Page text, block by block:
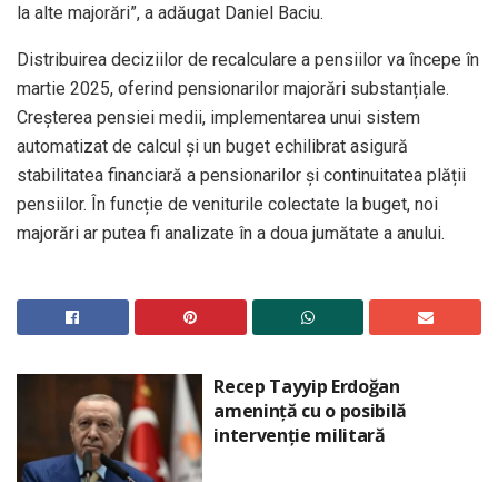
la alte majorări”, a adăugat Daniel Baciu.
Distribuirea deciziilor de recalculare a pensiilor va începe în
martie 2025, oferind pensionarilor majorări substanțiale.
Creșterea pensiei medii, implementarea unui sistem
automatizat de calcul și un buget echilibrat asigură
stabilitatea financiară a pensionarilor și continuitatea plății
pensiilor. În funcție de veniturile colectate la buget, noi
majorări ar putea fi analizate în a doua jumătate a anului.
Recep Tayyip Erdoğan
amenință cu o posibilă
intervenție militară